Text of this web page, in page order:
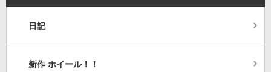
日記
新作 ホイール！！